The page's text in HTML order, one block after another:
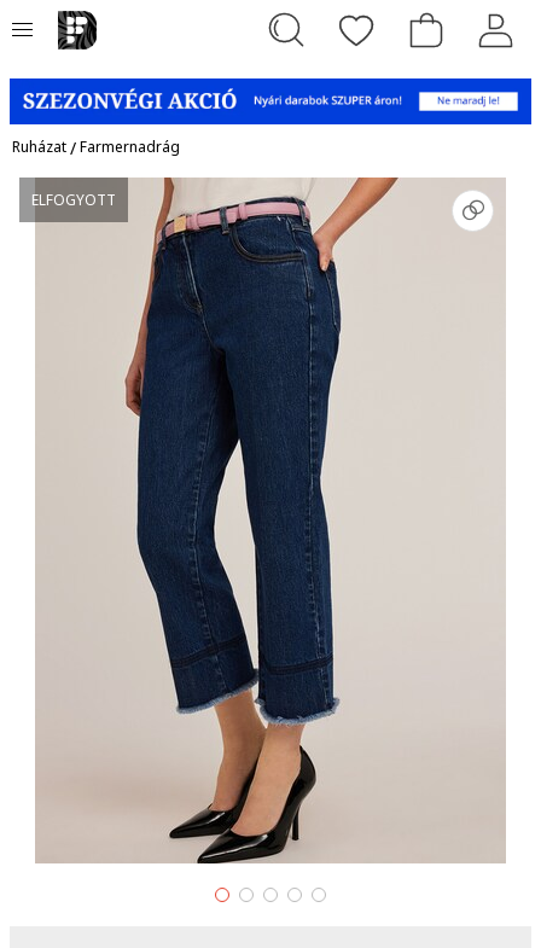
Ruházat/Farmernadrág
ELFOGYOTT